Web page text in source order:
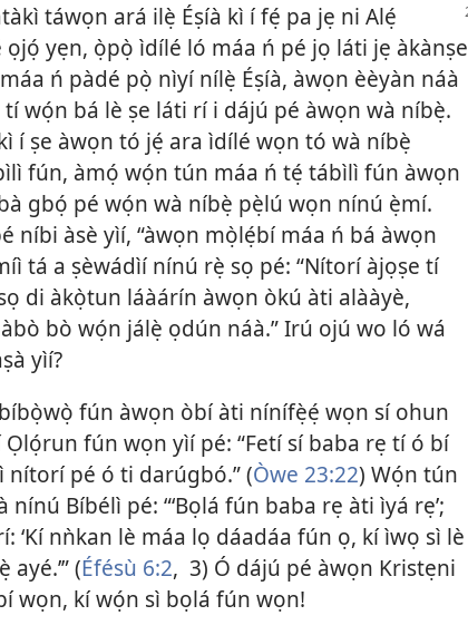
táwọn ará ilẹ̀ Éṣíà kì í fẹ́ pa jẹ ni Alẹ́
ọjọ́ yẹn, ọ̀pọ̀ ìdílé ló máa ń pé jọ láti jẹ àkànṣe
ń pàdé pọ̀ nìyí nílẹ̀ Éṣíà, àwọn èèyàn náà
wọ́n bá lè ṣe láti rí i dájú pé àwọn wà níbẹ̀.
í ṣe àwọn tó jẹ́ ara ìdílé wọn tó wà níbẹ̀
fún, àmọ́ wọ́n tún máa ń tẹ́ tábìlì fún àwọn
gbọ́ pé wọ́n wà níbẹ̀ pẹ̀lú wọn nínú ẹ̀mí.
níbi àsè yìí, “àwọn mọ̀lẹ́bí máa ń bá àwọn
tá a ṣèwádìí nínú rẹ̀ sọ pé: “Nítorí àjọṣe tí
di àkọ̀tun láàárín àwọn òkú àti alààyè,
bò wọ́n jálẹ̀ ọdún náà.” Irú ojú wo ló wá
yìí?
fún àwọn òbí àti nínífẹ̀ẹ́ wọn sí ohun
fún wọn yìí pé: “Fetí sí baba rẹ tí ó bí
nítorí pé ó ti darúgbó.” (Òwe 23:22) Wọ́n tún
Bíbélì pé: “‘Bọlá fún baba rẹ àti ìyá rẹ’;
‘Kí nǹkan lè máa lọ dáadáa fún ọ, kí ìwọ sì lè
(Éfésù 6:2, 3) Ó dájú pé àwọn Kristẹni
wọn, kí wọ́n sì bọlá fún wọn!